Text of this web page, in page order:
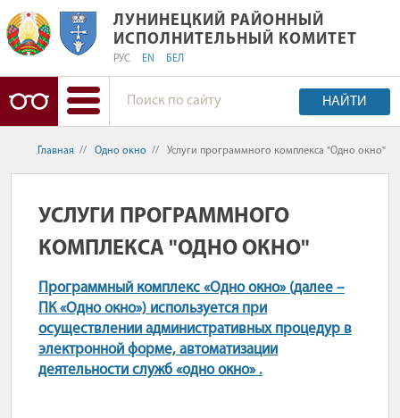
ЛУНИНЕЦКИЙ РАЙОННЫЙ
ЛУНИНЕЦКИЙ РАЙОННЫЙ
ИСПОЛНИТЕЛЬНЫЙ КОМИТЕТ
РУС EN БЕЛ
НАЙТИ
Главная // Одно окно // Услуги программного комплекса "Одно окно"
УСЛУГИ ПРОГРАММНОГО
КОМПЛЕКСА "ОДНО ОКНО"
Программный комплекс «Одно окно» (далее –
ПК «Одно окно») используется при
осуществлении административных процедур в
электронной форме, автоматизации
деятельности служб «одно окно» .